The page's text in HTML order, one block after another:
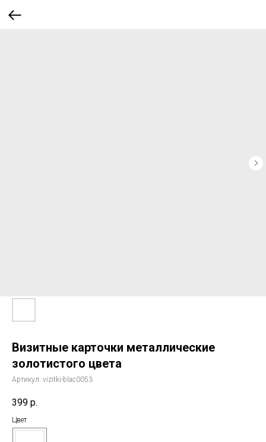
Визитные карточки металлические
золотистого цвета
Артикул: vizitki-blac0053
399 р.
Цвет